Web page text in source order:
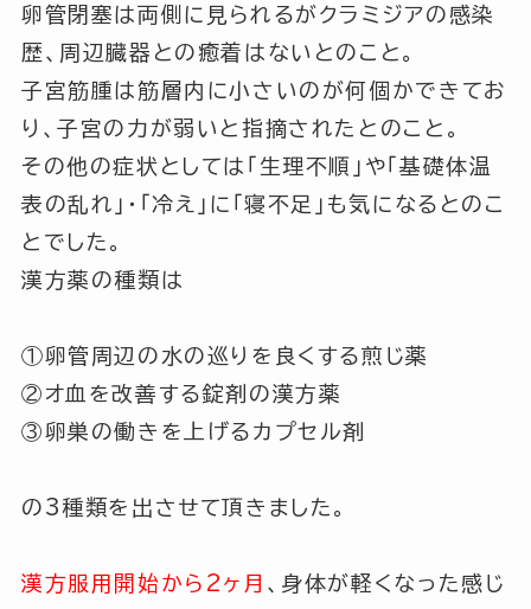
卵管閉塞は両側に見られるがクラミジアの感染
歴、周辺臓器との癒着はないとのこと。
子宮筋腫は筋層内に小さいのが何個かできてお
り、子宮の力が弱いと指摘されたとのこと。
その他の症状としては「生理不順」や「基礎体温
表の乱れ」・「冷え」に「寝不足」も気になるとのこ
とでした。
漢方薬の種類は
①卵管周辺の水の巡りを良くする煎じ薬
②オ血を改善する錠剤の漢方薬
③卵巣の働きを上げるカプセル剤
の3種類を出させて頂きました。
漢方服用開始から2ヶ月 、身体が軽くなった感じ